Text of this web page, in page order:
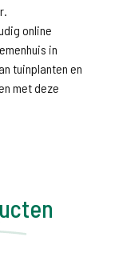
online
in
tuinplanten en
met deze